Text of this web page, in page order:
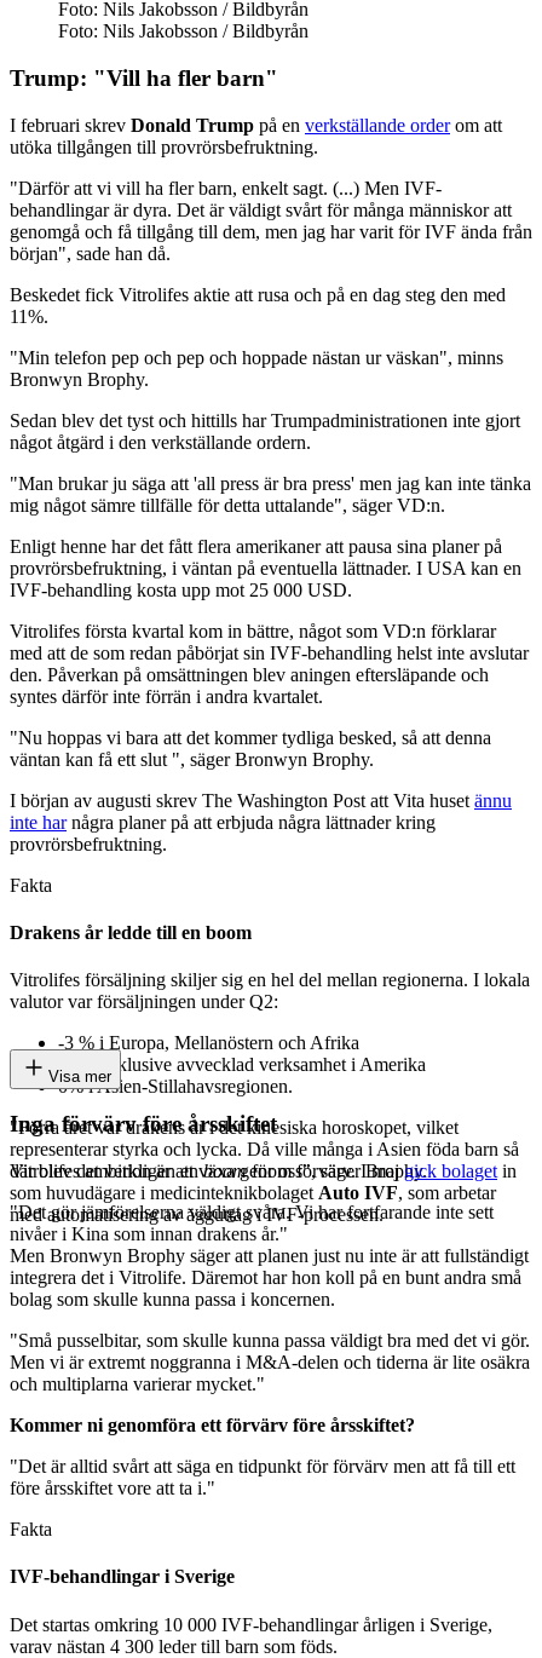
Foto: Nils Jakobsson / Bildbyrån
Foto: Nils Jakobsson / Bildbyrån
Trump: "Vill ha fler barn"
I februari skrev Donald Trump på en verkställande orderom att
utöka tillgången till provrörsbefruktning.
"Därför att vi vill ha fler barn, enkelt sagt. (...) Men IVF-
behandlingar är dyra. Det är väldigt svårt för många människor att
genomgå och få tillgång till dem, men jag har varit för IVF ända från
början", sade han då.
Beskedet fick Vitrolifes aktie att rusa och på en dag steg den med
11%.
"Min telefon pep och pep och hoppade nästan ur väskan", minns
Bronwyn Brophy.
Sedan blev det tyst och hittills har Trumpadministrationen inte gjort
något åtgärd i den verkställande ordern.
"Man brukar ju säga att 'all press är bra press' men jag kan inte tänka
mig något sämre tillfälle för detta uttalande", säger VD:n.
Enligt henne har det fått flera amerikaner att pausa sina planer på
provrörsbefruktning, i väntan på eventuella lättnader. I USA kan en
IVF-behandling kosta upp mot 25 000 USD.
Vitrolifes första kvartal kom in bättre, något som VD:n förklarar
med att de som redan påbörjat sin IVF-behandling helst inte avslutar
den. Påverkan på omsättningen blev aningen eftersläpande och
syntes därför inte förrän i andra kvartalet.
"Nu hoppas vi bara att det kommer tydliga besked, så att denna
väntan kan få ett slut ", säger Bronwyn Brophy.
I början av augusti skrev The Washington Post att Vita huset ännu
inte harnågra planer på att erbjuda några lättnader kring
provrörsbefruktning.
Fakta
Drakens år ledde till en boom
Vitrolifes försäljning skiljer sig en hel del mellan regionerna. I lokala
valutor var försäljningen under Q2:
-3 % i Europa, Mellanöstern och Afrika
+5% exklusive avvecklad verksamhet i Amerika
0% i Asien-Stillahavsregionen.
"Förra året var drakens år i det kinesiska horoskopet, vilket
representerar styrka och lycka. Då ville många i Asien föda barn så
där blev det verkligen enboomför oss", säger Brophy.
"Det gör jämförelserna väldigt svåra. Vi har fortfarande inte sett
nivåer i Kina som innan drakens år."
Visa mer
Inga förvärv före årsskiftet
Vitrolifes ambition är att växa genom förvärv. I majgick bolaget in
som huvudägare i medicinteknikbolaget Auto IVF, som arbetar
med automatisering av ägguttag i IVF-processen.
Men Bronwyn Brophy säger att planen just nu inte är att fullständigt
integrera det i Vitrolife. Däremot har hon koll på en bunt andra små
bolag som skulle kunna passa i koncernen.
"Små pusselbitar, som skulle kunna passa väldigt bra med det vi gör.
Men vi är extremt noggranna i M&A-delen och tiderna är lite osäkra
och multiplarna varierar mycket."
Kommer ni genomföra ett förvärv före årsskiftet?
"Det är alltid svårt att säga en tidpunkt för förvärv men att få till ett
före årsskiftet vore att ta i."
Fakta
IVF-behandlingar i Sverige
Det startas omkring 10 000 IVF-behandlingar årligen i Sverige,
varav nästan 4 300 leder till barn som föds.